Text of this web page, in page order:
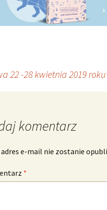
22 -28 kwietnia 2019
komentarz
e-mail nie zostanie
*